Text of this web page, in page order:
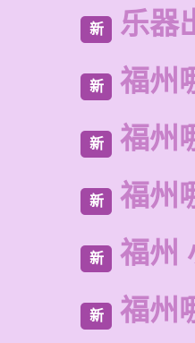
新 乐器
新 福州
新 福州
新 福州
新 福州
新 福州